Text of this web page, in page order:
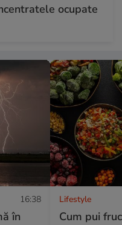
ocupate
16:38
în
Lifestyle
Cum pui